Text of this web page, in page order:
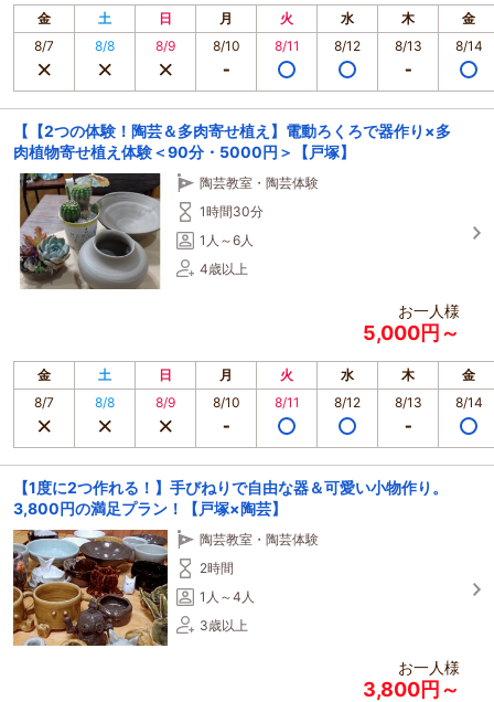
金 土 日 月 火 水 木
金
8/7
8/8 8/9 8/10 8/11 8/12 8/13 8/14
【【2つの体験！陶芸＆多肉寄せ植え】電動ろくろで器作り×多
肉植物寄せ植え体験＜90分・5000円＞【戸塚】
陶芸教室・陶芸体験
1時間30分
1人～6人
4歳以上
お一人様
5,000円～
金 土 日 月 火 水 木
金
8/7
8/8 8/9 8/10 8/11 8/12 8/13 8/14
【1度に2つ作れる！】手びねりで自由な器＆可愛い小物作り。
3,800円の満足プラン！【戸塚×陶芸】
陶芸教室・陶芸体験
2時間
1人～4人
3歳以上
お一人様
3,800円～